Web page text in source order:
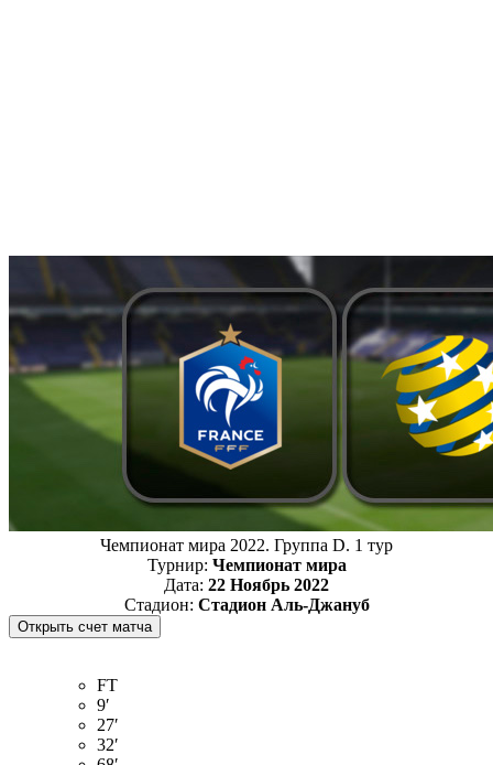
Чемпионат мира 2022. Группа D. 1 тур
Турнир: Чемпионат мира
Дата: 22 Ноябрь 2022
Стадион: Стадион Аль-Джануб
FT
9′
27′
32′